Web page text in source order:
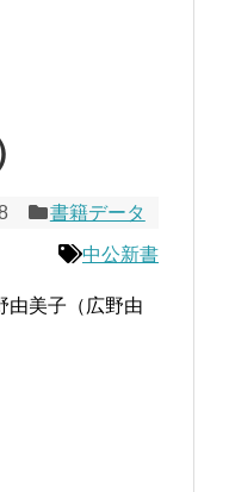
書籍データ
中公新書
由美子（広野由